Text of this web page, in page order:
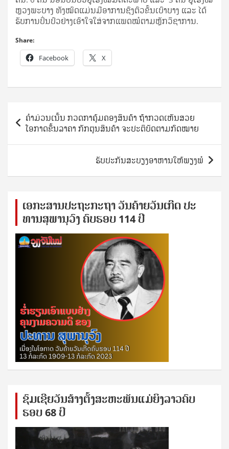
ຫຼວງພະບາງ ທັງໝົດແມ່ນມີອາການຊົງຕົວຂັ້ນເບົາບາງ ແລະ ໄດ້
ຮັບການປິ່ນປົວຢ່າງເອົາໃຈໃສ່ຈາກແພດໝໍຕາມຫຼັກວິຊາການ.
Share:
Facebook X
Post
navigation
ຄຳມ່ວນເນັ້ນ ກວດກາຄຸ້ມຄອງສິນຄ້າ ຖ້າກວດເຫັນສວຍ
ໂອກາດຂຶ້ນລາຄາ ກັກຕຸນສິນຄ້າ ຈະປະຕິບັດຕາມກົດໝາຍ
ຮັບປະກັນສະບຽງອາຫານໃຫ້ພຽງພໍ
ເອ​ກະ​ສານ​ປະ​ຖະ​ກະ​ຖ​າ ວັນ​ຄ້າຍ​ວັນ​ເກີດ ປ​ະ​
ທານ​ສຸ​ພາ​ນຸ​ວົງ ຄົບ​ຮອບ 114 ປີ
ຊົ​ມ​ເຊີຍ​ວັນ​ສ້າງ​ຕັ້ງ​ສະ​ຫະ​ພັນ​ແມ່​ຍິງ​​ລາວຄົບ​
ຮອບ 68 ປິ